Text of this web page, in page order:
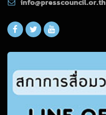
info@presscouncil.or.th